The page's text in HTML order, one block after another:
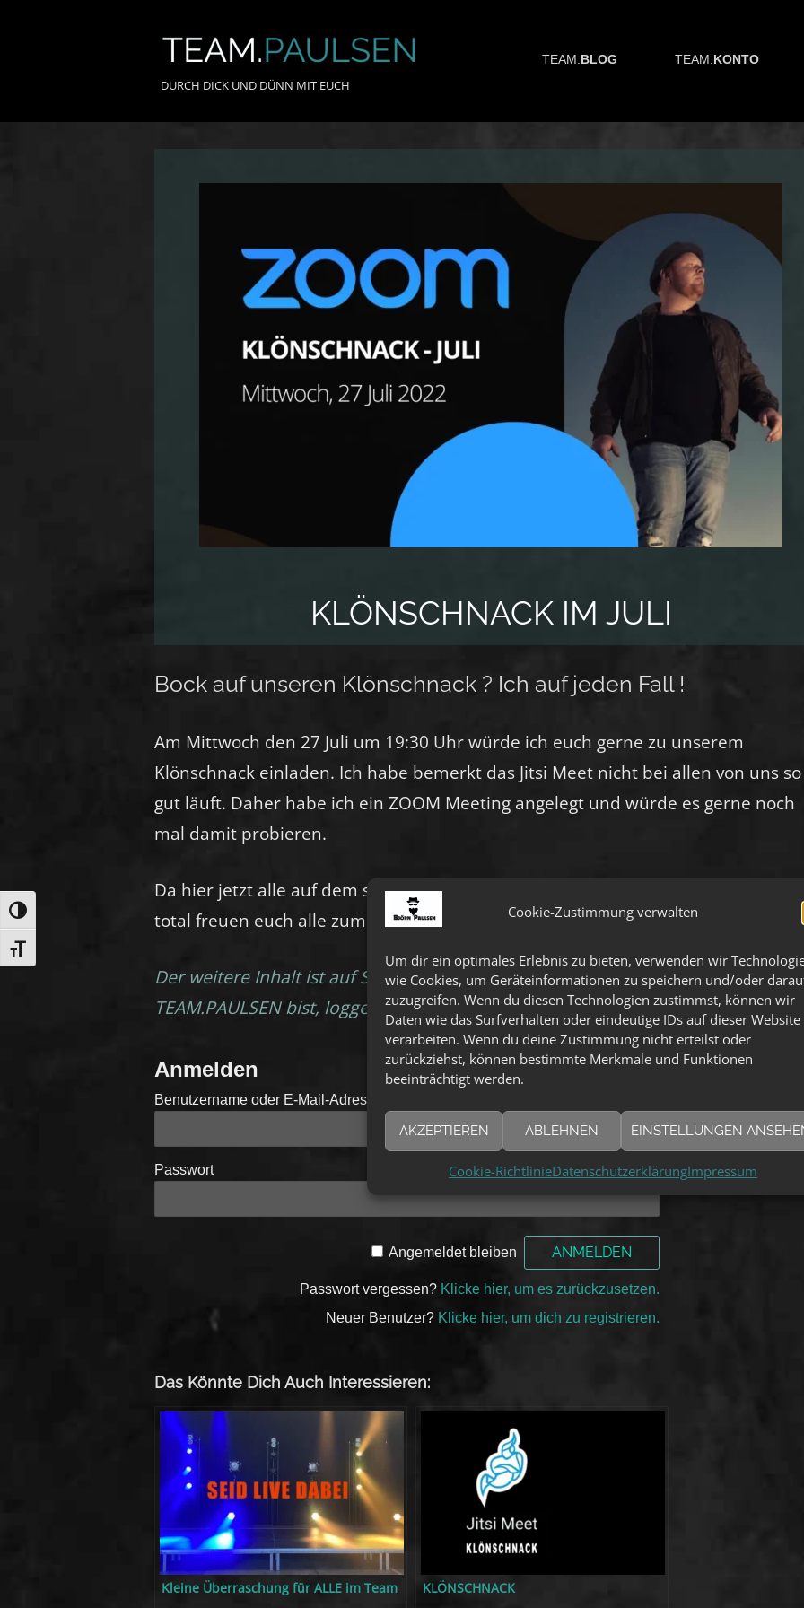
Cookie-Zustimmung verwalten
Um dir ein optimales Erlebnis zu bieten, verwenden wir
wie Cookies, um Geräteinformationen zu speichern und/oder
zuzugreifen. Wenn du diesen Technologien zustimmst, können wir
Daten wie das Surfverhalten oder eindeutige IDs auf dieser Website
verarbeiten. Wenn du deine Zustimmung nicht erteilst oder
zurückziehst, können bestimmte Merkmale und Funktionen
beeinträchtigt werden.
AKZEPTIEREN ABLEHNEN EINSTELLUNGEN
Cookie-RichtlinieDatenschutzerklärungImpressum
UMSCHALTEN AUF HOHE KONTRASTE
SCHRIFT VERGRÖSSERN
Home
DURCH DICK UND DÜNN MIT EUCH
TEAM. BLOG TEAM. KONTO
KLÖNSCHNACK IM JULI
Bock auf unseren Klönschnack ? Ich auf jeden Fall !
Am Mittwoch den 27 Juli um 19:30 Uhr würde ich euch gerne zu unserem
Klönschnack einladen. Ich habe bemerkt das Jitsi Meet nicht bei allen von uns so
gut läuft. Daher habe ich ein ZOOM Meeting angelegt und würde es gerne noch
mal damit probieren.
Da hier jetzt alle auf dem selben Stand sind ( SUPER.TEAM.PLAYER ) würde ich
total freuen euch alle zum Klönschnack zu treffen.
Der weitere Inhalt ist auf Site-Mitglieder beschränkt. Wenn Du ein Mitglied von
TEAM.PAULSEN bist, logge Dich bitte ein. Neue Benutzer können sich
Anmelden
Benutzername oder E-Mail-Adresse
Passwort
t
Angemeldet bleiben
Passwort vergessen? Klicke hier, um es zurückzusetzen.
Neuer Benutzer? Klicke hier, um dich zu registrieren.
Das Könnte Dich Auch Interessieren:
Kleine Überraschung für ALLE im Team KLÖNSCHNACK